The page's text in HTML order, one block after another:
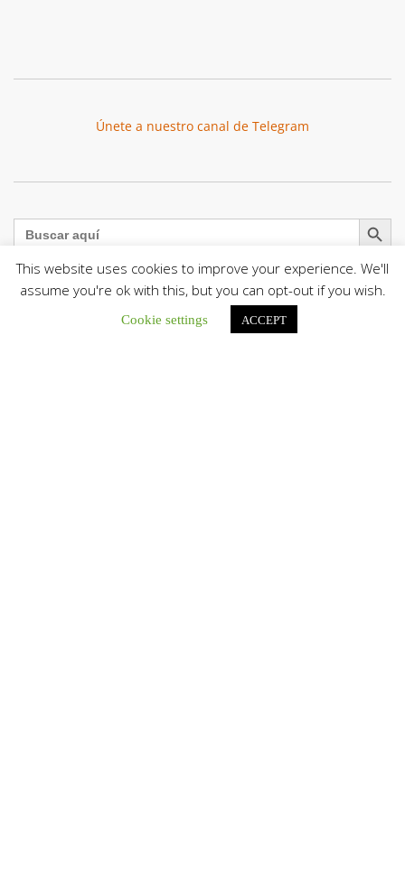
Únete a nuestro canal de Telegram
Buscar: Botón de
La Santa Sede presenta el programa oficial del Viaje
This website uses cookies to improve your experience. We'll
assume you're ok with this, but you can opt-out if you wish.
Cookie settings ACCEPT